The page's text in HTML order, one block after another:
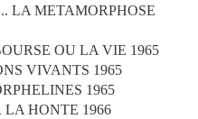
LA METAMORPHOSE
OU LA VIE 1965
VIVANTS 1965
1965
LA HONTE 1966